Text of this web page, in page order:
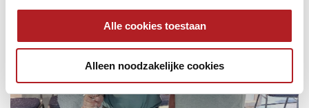
Alle cookies toestaan
Alleen noodzakelijke cookies